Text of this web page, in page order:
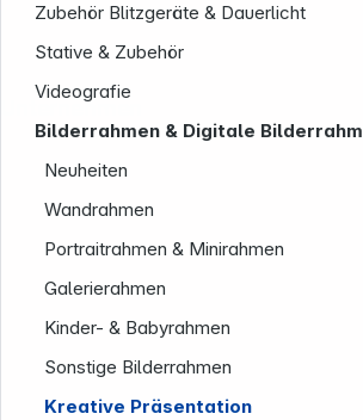
Zubehör Blitzgeräte & Dauerlicht
Stative & Zubehör
Videografie
Bilderrahmen & Digitale
Neuheiten
Wandrahmen
Portraitrahmen & Minirahmen
Galerierahmen
Kinder- & Babyrahmen
Sonstige Bilderrahmen
Kreative Präsentation
Unternehmen